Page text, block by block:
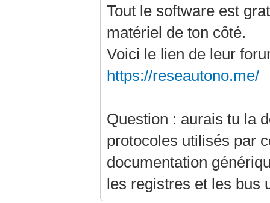
Tout le software est
matériel de ton côté.
Voici le lien de leur
https://reseautono.me/
Question : aurais tu la
protocoles utilisés par
documentation
les registres et les bus